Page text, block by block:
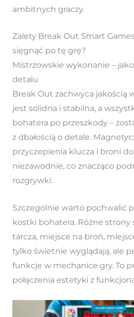
ambitnych graczy.
Zalety Break Out Smart
sięgnąć po tę grę?
Mistrzowskie wykonanie –
detalu
Break Out zachwyca jakością
jest solidna i stabilna, a
bohatera po przeszkody –
z dbałością o detale.
przyczepienia klucza i broni do
niezawodnie, co znacząco
rozgrywki.
Szczególnie warto pochwalić
kostki bohatera. Różne strony
tarcza, miejsce na broń,
tylko świetnie wyglądają, ale
funkcje w mechanice gry. To
połączenia estetyki z